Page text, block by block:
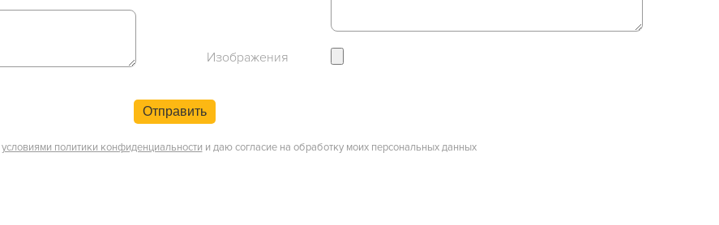
Изображения
Отправить
условиями политики конфиденциальности и даю согласие на обработку моих персональных данных